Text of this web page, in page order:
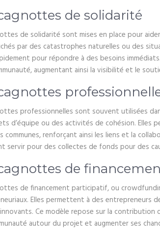
de solidarité
de solidarité sont mises en place pour
par des catastrophes naturelles ou des
pour répondre à des besoins
augmentant ainsi la visibilité et le
professionnelles sont souvent utilisées
d’équipe ou des activités de cohésion. Elles
communes, renforçant ainsi les liens et la
servir pour des collectes de fonds pour des
de
de financement participatif, ou
Elles permettent à des entrepreneurs
Ce modèle repose sur la
autour du projet et augmenter ses